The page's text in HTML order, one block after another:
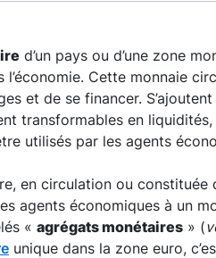
d’un pays ou d’une zone
l’économie. Cette monnaie
et de se financer.
transformables en
utilisés par les agents
en circulation ou
agents économiques à un
« agrégats monétaires » (
unique dans la zone euro,